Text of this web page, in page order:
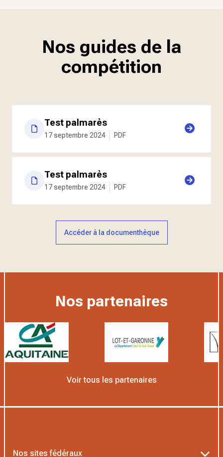
Nos guides de la
compétition
Test palmarès
17 septembre 2024 PDF
Test palmarès
17 septembre 2024 PDF
Accéder à la documenthèque
Nos partenaires
Voir tous les partenaires
Nos sites fédéraux